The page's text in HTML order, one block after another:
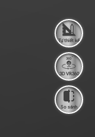
Tự thiết kế
3D VR360
So sánh